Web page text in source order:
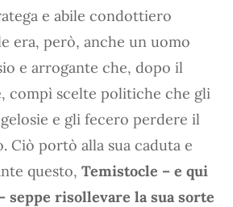
e abile condottiero
era, però, anche un uomo
e arrogante che, dopo il
compì scelte politiche che gli
e gli fecero perdere il
Ciò portò alla sua caduta e
questo, Temistocle – e qui
seppe risollevare la sua sorte